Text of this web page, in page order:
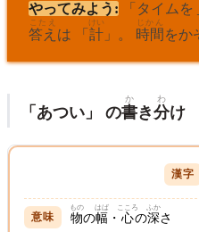
やってみよう: 「タイムを
答え
こたえ
は 「 計
けい
」。 時間
じかん
をか
「あつい」 の書
か
き分
わ
け
物
もの
の幅
はば
・ 心
こころ
の深
ふか
さ